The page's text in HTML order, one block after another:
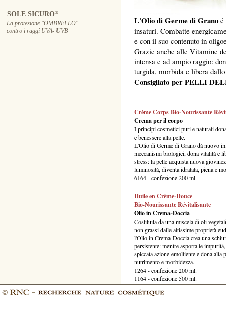
SOLE SICURO®
La protezione "OMBRELLO"
contro i raggi UVA- UVB
L'Olio di Germe di Grano é
insaturi. Combatte
e con il suo contenuto in
Grazie anche alle Vitamine
intensa e ad ampio raggio:
turgida, morbida e libera
Consigliato per PELLI
Crème Corps Bio-Nourissante
Crema per il corpo
I principi cosmetici puri e naturali
e benessere alla pelle.
L'Olio di Germe di Grano dà nuovo
meccanismi biologici, dona vitalità e
stress: la pelle acquista nuova
luminosità, diventa idratata, piena e
6164 - confezione 200 ml.
Huile en Crème-Douce
Bio-Nourissante Révitalisante
Olio in Crema-Doccia
Costituita da una miscela di oli
non grassi dalle altissime proprietà
l'Olio in Crema-Doccia crea una
persistente: mentre asporta le
spiccata azione emolliente e dona alla
nutrimento e morbidezza.
1264 - confezione 200 ml.
1164 - confezione 500 ml.